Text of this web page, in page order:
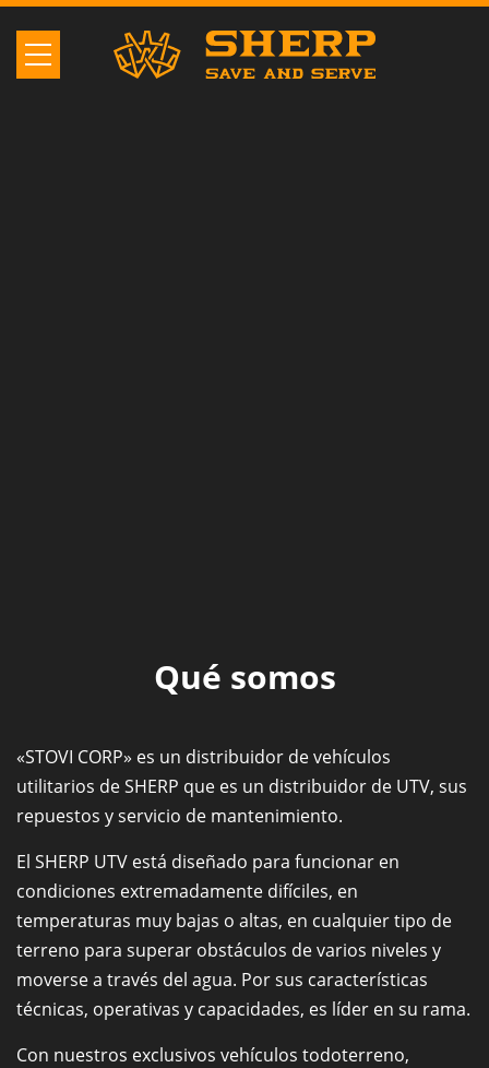
Qué somos
«STOVI CORP» es un distribuidor de vehículos
utilitarios de SHERP que es un distribuidor de UTV, sus
repuestos y servicio de mantenimiento.
El SHERP UTV está diseñado para funcionar en
condiciones extremadamente difíciles, en
temperaturas muy bajas o altas, en cualquier tipo de
terreno para superar obstáculos de varios niveles y
moverse a través del agua. Por sus características
técnicas, operativas y capacidades, es líder en su rama.
Con nuestros exclusivos vehículos todoterreno,